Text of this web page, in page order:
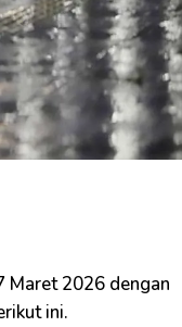
Maret 2026 dengan
ini.